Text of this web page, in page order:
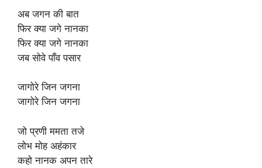
अब जगन की बात
फिर क्या जगे नानका
फिर क्या जगे नानका
जब सोवे पाँव पसार
जागोरे जिन जगना
जागोरे जिन जगना
जो प्रणी ममता तजे
लोभ मोह अहंकार
कहो नानक अपन तारे